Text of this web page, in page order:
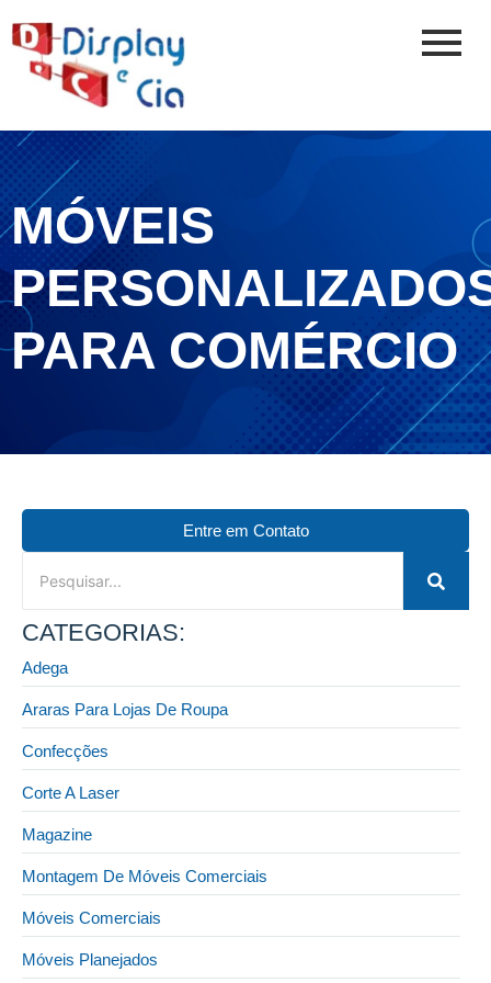
MÓVEIS
PARA COMÉRCIO
Entre em Contato
CATEGORIAS:
Adega
Araras Para Lojas De Roupa
Confecções
Corte A Laser
Magazine
Montagem De Móveis Comerciais
Móveis Comerciais
Móveis Planejados